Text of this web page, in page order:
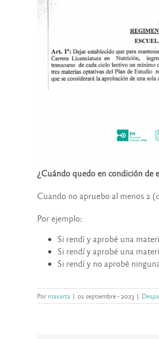
¿Cuándo quedo en condición de
Cuando no apruebo al menos 2
Por ejemplo:
Si rendí y aprobé una
Si rendí y aprobé una
Si rendí y no aprobé
Porrnavarta | 01 septiembre - 2023 |